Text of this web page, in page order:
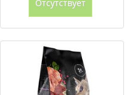
Отсутствует